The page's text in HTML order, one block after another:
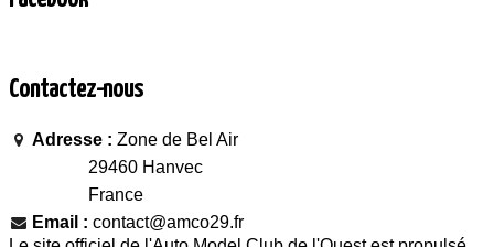
Contactez-nous
Adresse : Zone de Bel Air
29460 Hanvec
France
Email : contact@amco29.fr